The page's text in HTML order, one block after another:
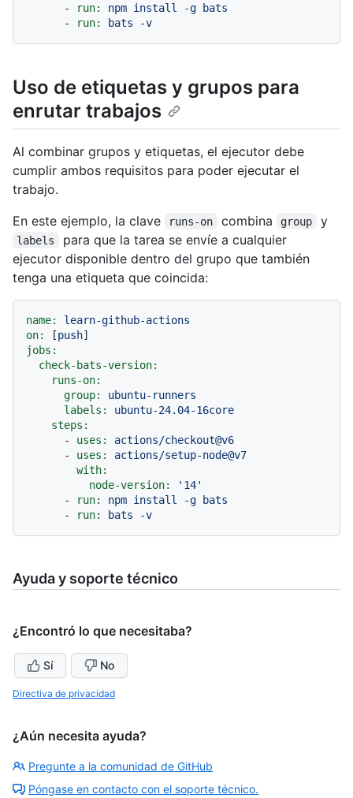
-
run: npm install -g bats
-
run: bats -v
Uso de etiquetas y grupos para
enrutar trabajos
Al combinar grupos y etiquetas, el ejecutor debe
cumplir ambos requisitos para poder ejecutar el
trabajo.
En este ejemplo, la clave
runs-on combina group y
labels
para que la tarea se envíe a cualquier
ejecutor disponible dentro del grupo que también
tenga una etiqueta que coincida:
name:
learn-github-actions
on:
[push
jobs:
check-bats-version:
runs-on:
group:
ubuntu-runners
labels:
ubuntu-24.04-16core
steps:
-
uses:
actions/checkout@v6
-
uses:
actions/setup-node@v7
with:
node-version:
'14'
-
run: npm install -g
bats
-
run: bats -v
Ayuda y soporte técnico
¿Encontró lo que necesitaba?
Sí No
Directiva de privacidad
¿Aún necesita ayuda?
Pregunte a la comunidad de GitHub
Póngase en contacto con el soporte técnico.